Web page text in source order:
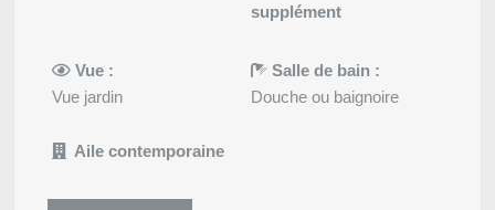
supplément
Vue :
Vue jardin
Salle de bain :
Douche ou baignoire
Aile contemporaine